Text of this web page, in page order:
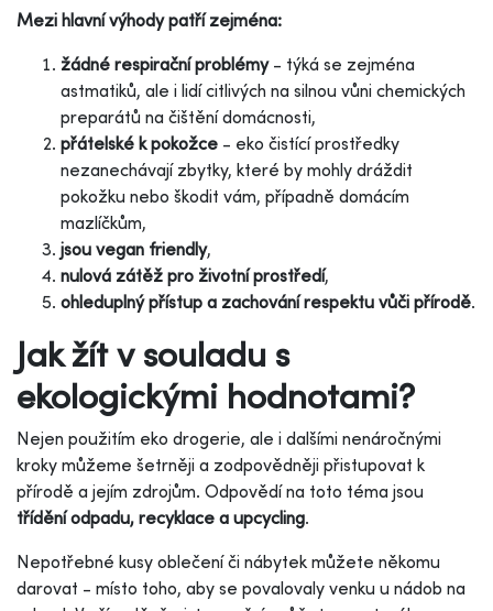
Mezi hlavní výhody patří zejména:
žádné respirační problémy- týká se zejména
astmatiků, ale i lidí citlivých na silnou vůni chemických
preparátů na čištění domácnosti,
přátelské k pokožce - eko čistící prostředky
nezanechávají zbytky, které by mohly dráždit
pokožku nebo škodit vám, případně domácím
mazlíčkům,
jsou vegan friendly,
nulová zátěž pro životní prostředí,
ohleduplný přístup a zachování respektu vůči přírodě.
Jak žít v souladu s
ekologickými hodnotami?
Nejen použitím eko drogerie, ale i dalšími nenáročnými
kroky můžeme šetrněji a zodpovědněji přistupovat k
přírodě a jejím zdrojům. Odpovědí na toto téma jsou
třídění odpadu, recyklace a upcycling.
Nepotřebné kusy oblečení či nábytek můžete někomu
darovat - místo toho, aby se povalovaly venku u nádob na